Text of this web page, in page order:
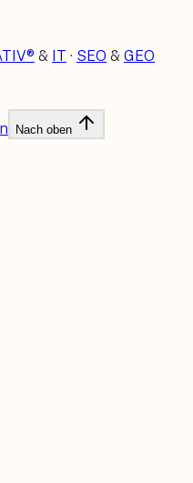
& IT · SEO & GEO
Nach oben